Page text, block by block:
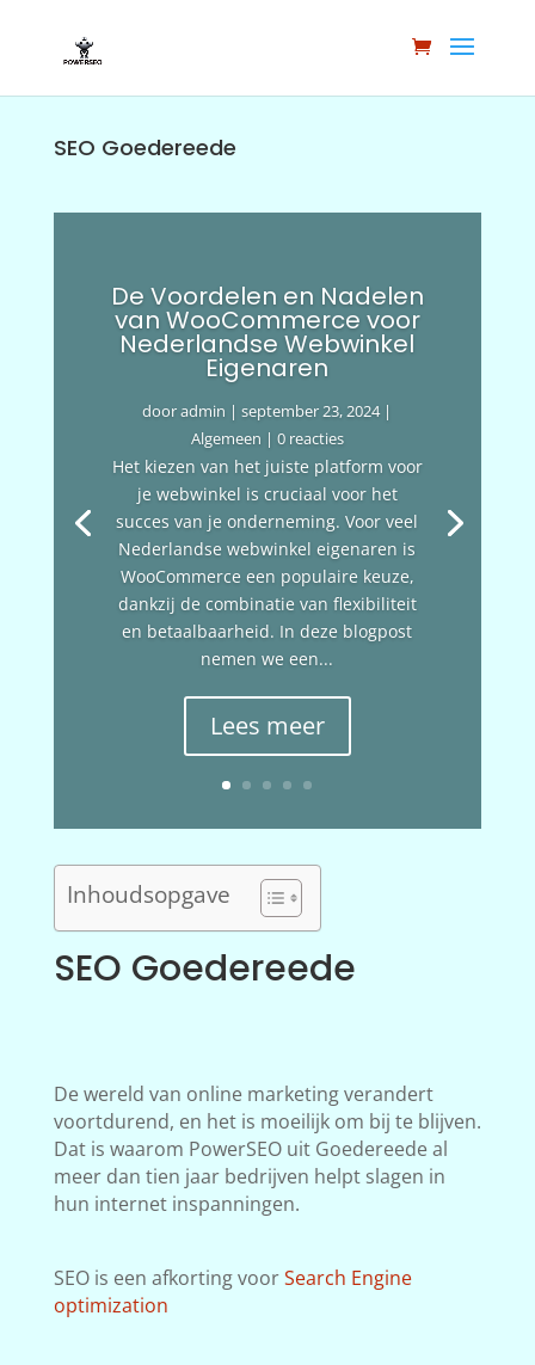
SEO Goedereede
De Voordelen en Nadelen
van WooCommerce voor
Nederlandse Webwinkel
Eigenaren
dooradmin |september 23, 2024|
Algemeen | 0 reacties
Het kiezen van het juiste platform voor
je webwinkel is cruciaal voor het
succes van je onderneming. Voor veel
Nederlandse webwinkel eigenaren is
WooCommerce een populaire keuze,
dankzij de combinatie van flexibiliteit
en betaalbaarheid. In deze blogpost
nemen we een...
Lees meer
Inhoudsopgave
SEO Goedereede
De wereld van online marketing verandert
voortdurend, en het is moeilijk om bij te blijven.
Dat is waarom PowerSEO uit Goedereede al
meer dan tien jaar bedrijven helpt slagen in
hun internet inspanningen.
SEO is een afkorting voorSearch Engine
optimization